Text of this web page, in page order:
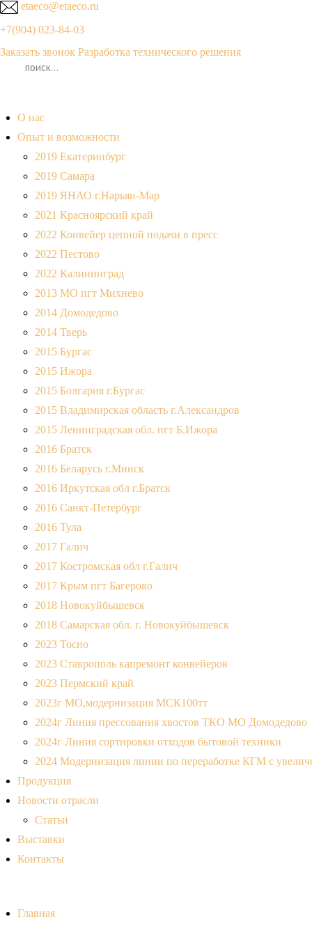
etaeco@etaeco.ru
+7(904) 023-84-03
Заказать звонок Разработка технического решения
О нас
Опыт и возможности
2019 Екатеринбург
2019 Самара
2019 ЯНАО г.Нарьян-Мар
2021 Красноярский край
2022 Конвейер цепной подачи в пресс
2022 Пестово
2022 Калининград
2013 МО пгт Михнево
2014 Домодедово
2014 Тверь
2015 Бургас
2015 Ижора
2015 Болгария г.Бургас
2015 Владимирская область г.Александров
2015 Ленинградская обл. пгт Б.Ижора
2016 Братск
2016 Беларусь г.Минск
2016 Иркутская обл г.Братск
2016 Санкт-Петербург
2016 Тула
2017 Галич
2017 Костромская обл г.Галич
2017 Крым пгт Багерово
2018 Новокуйбышевск
2018 Самарская обл. г. Новокуйбышевск
2023 Тосно
2023 Ставрополь капремонт конвейеров
2023 Пермский край
2023г МО,модернизация МСК100тт
2024г Линия прессования хвостов ТКО МО Домодедово
2024г Линия сортировки отходов бытовой техники
2024 Модернизация линии по переработке КГМ с
Продукция
Новости отрасли
Статьи
Выставки
Контакты
Главная